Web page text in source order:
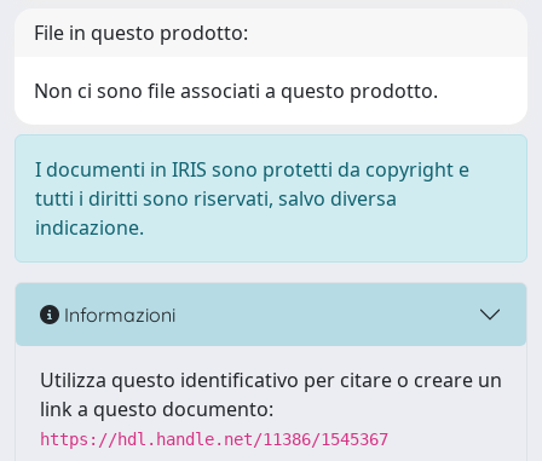
File in questo prodotto:
Non ci sono file associati a questo prodotto.
I documenti in IRIS sono protetti da copyright e
tutti i diritti sono riservati, salvo diversa
indicazione.
Informazioni
Utilizza questo identificativo per citare o creare un
link a questo documento:
https://hdl.handle.net/11386/1545367